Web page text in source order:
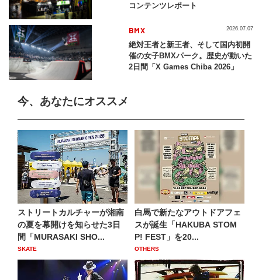
コンテンツレポート
BMX
絶対王者と新王者、そして国内初開
催の女子BMXパーク。歴史が動いた
2日間「X Games Chiba 2026」
2026.07.07
今、あなたにオススメ
ストリートカルチャーが湘南
の夏を幕開けを知らせた3日
間「MURASAKI SHO...
SKATE
白馬で新たなアウトドアフェ
スが誕生「HAKUBA STOM
P! FEST」を20...
OTHERS